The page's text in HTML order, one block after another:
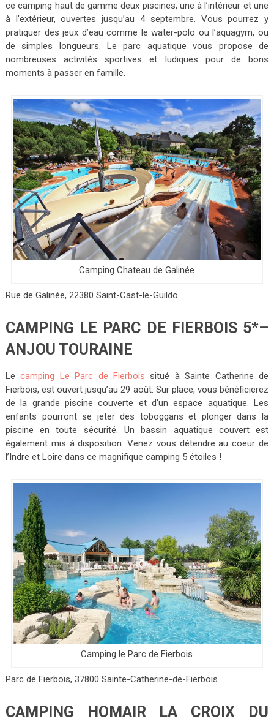
ce camping haut de gamme deux piscines, une à l’intérieur et une
à l’extérieur, ouvertes jusqu’au 4 septembre. Vous pourrez y
pratiquer des jeux d’eau comme le water-polo ou l’aquagym, ou
de simples longueurs. Le parc aquatique vous propose de
nombreuses activités sportives et ludiques pour de bons
moments à passer en famille.
Camping Chateau de Galinée
Rue de Galinée, 22380 Saint-Cast-le-Guildo
CAMPING LE PARC DE FIERBOIS 5*–
ANJOU TOURAINE
Lecamping Le Parc de Fierbois situé à Sainte Catherine de
Fierbois, est ouvert jusqu’au 29 août. Sur place, vous bénéficierez
de la grande piscine couverte et d’un espace aquatique. Les
enfants pourront se jeter des toboggans et plonger dans la
piscine en toute sécurité. Un bassin aquatique couvert est
également mis à disposition. Venez vous détendre au coeur de
l’Indre et Loire dans ce magnifique camping 5 étoiles !
Camping le Parc de Fierbois
Parc de Fierbois, 37800 Sainte-Catherine-de-Fierbois
CAMPING HOMAIR LA CROIX DU